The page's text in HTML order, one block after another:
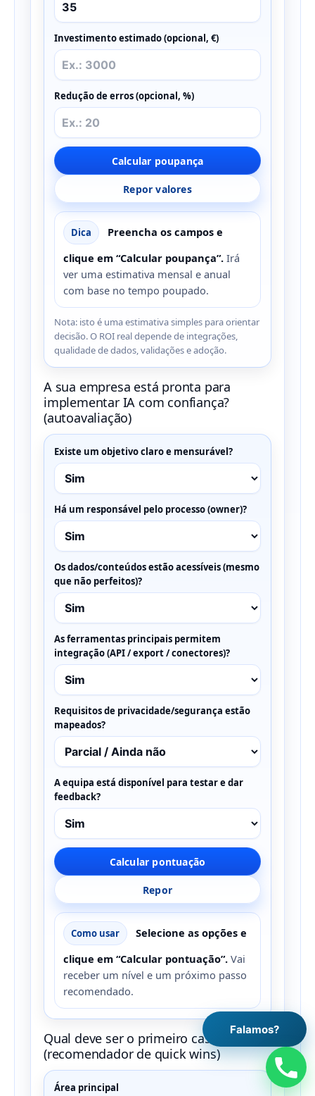
Investimento estimado (opcional, €)
Redução de erros (opcional, %)
Calcular poupança
Repor valores
Dica
Preencha os campos e
clique em “Calcular poupança”. Irá
ver uma estimativa mensal e anual
com base no tempo poupado.
Nota: isto é uma estimativa simples para orientar
decisão. O ROI real depende de integrações,
qualidade de dados, validações e adoção.
A sua empresa está pronta para
implementar IA com confiança?
(autoavaliação)
Existe um objetivo claro e mensurável?
Há um responsável pelo processo (owner)?
Os dados/conteúdos estão acessíveis (mesmo
que não perfeitos)?
As ferramentas principais permitem
integração (API / export / conectores)?
Requisitos de privacidade/segurança estão
mapeados?
A equipa está disponível para testar e dar
feedback?
Calcular pontuação
Repor
Como usar
Selecione as opções e
clique em “Calcular pontuação”. Vai
receber um nível e um próximo passo
recomendado.
Qual deve ser o primeiro caso de uso?
(recomendador de quick wins)
Área principal
Falamos?